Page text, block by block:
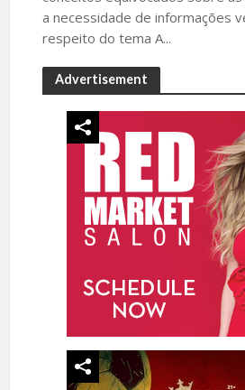
a necessidade de informações
respeito do tema A...
Advertisement